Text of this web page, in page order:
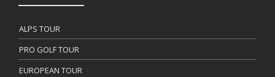
ALPS TOUR
PRO GOLF TOUR
EUROPEAN TOUR